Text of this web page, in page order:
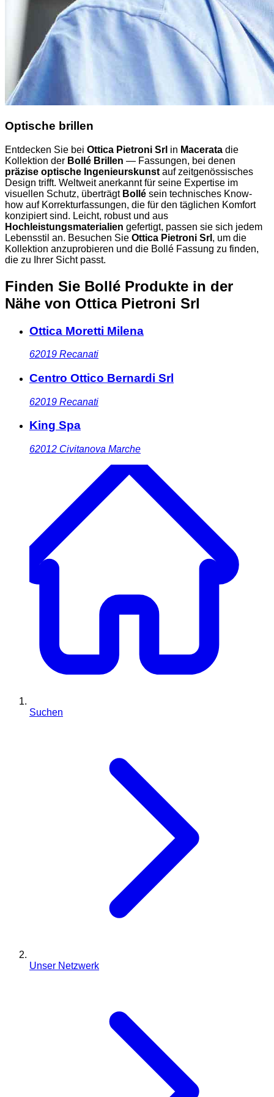
Optische brillen
Entdecken Sie bei Ottica Pietroni Srl in Macerata die
Kollektion der Bollé Brillen — Fassungen, bei denen
präzise optische Ingenieurskunst auf zeitgenössisches
Design trifft. Weltweit anerkannt für seine Expertise im
visuellen Schutz, überträgt Bollé sein technisches Know-
how auf Korrekturfassungen, die für den täglichen Komfort
konzipiert sind. Leicht, robust und aus
Hochleistungsmaterialien gefertigt, passen sie sich jedem
Lebensstil an. Besuchen Sie Ottica Pietroni Srl , um die
Kollektion anzuprobieren und die Bollé Fassung zu finden,
die zu Ihrer Sicht passt.
Finden Sie Bollé Produkte in der
Nähe von Ottica Pietroni Srl
Ottica Moretti Milena
62019 Recanati
Centro Ottico Bernardi Srl
62019 Recanati
King Spa
62012 Civitanova Marche
Suchen
Unser Netzwerk